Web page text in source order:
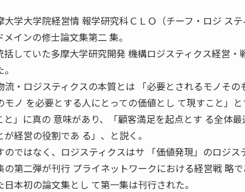
大学院経営情 報学研究科ＣＬＯ（チーフ・ロジ ステ
インの修士論文集第二 集。
していた多摩大学研究開発 機構ロジスティクス経営・
・ロジスティクスの本質とは 「必要とされるモノその
ノ を必要とする人にとっての価値とし て現すこと」と
」に真の 意味があり、「顧客満足を起点とす る全体
経営の役割であ る」、と説く。
ではなく、ロジスティクスはサ 「価値発現」のロジス
第二弾が刊行 プライネットワークにおける経営戦 略で
本初の論文集とし て第一集は刊行された。